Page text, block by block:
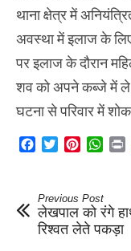
थाना क्षेत्र में
अवस्था में इलाज के
पर इलाज के दौरान
शव को अपने कब्जे में ले
घटना से परिवार में
Facebook
TwitterPinterest
Previous Post
लेखपाल को रंगे
रिश्वत लेते पकड़ा